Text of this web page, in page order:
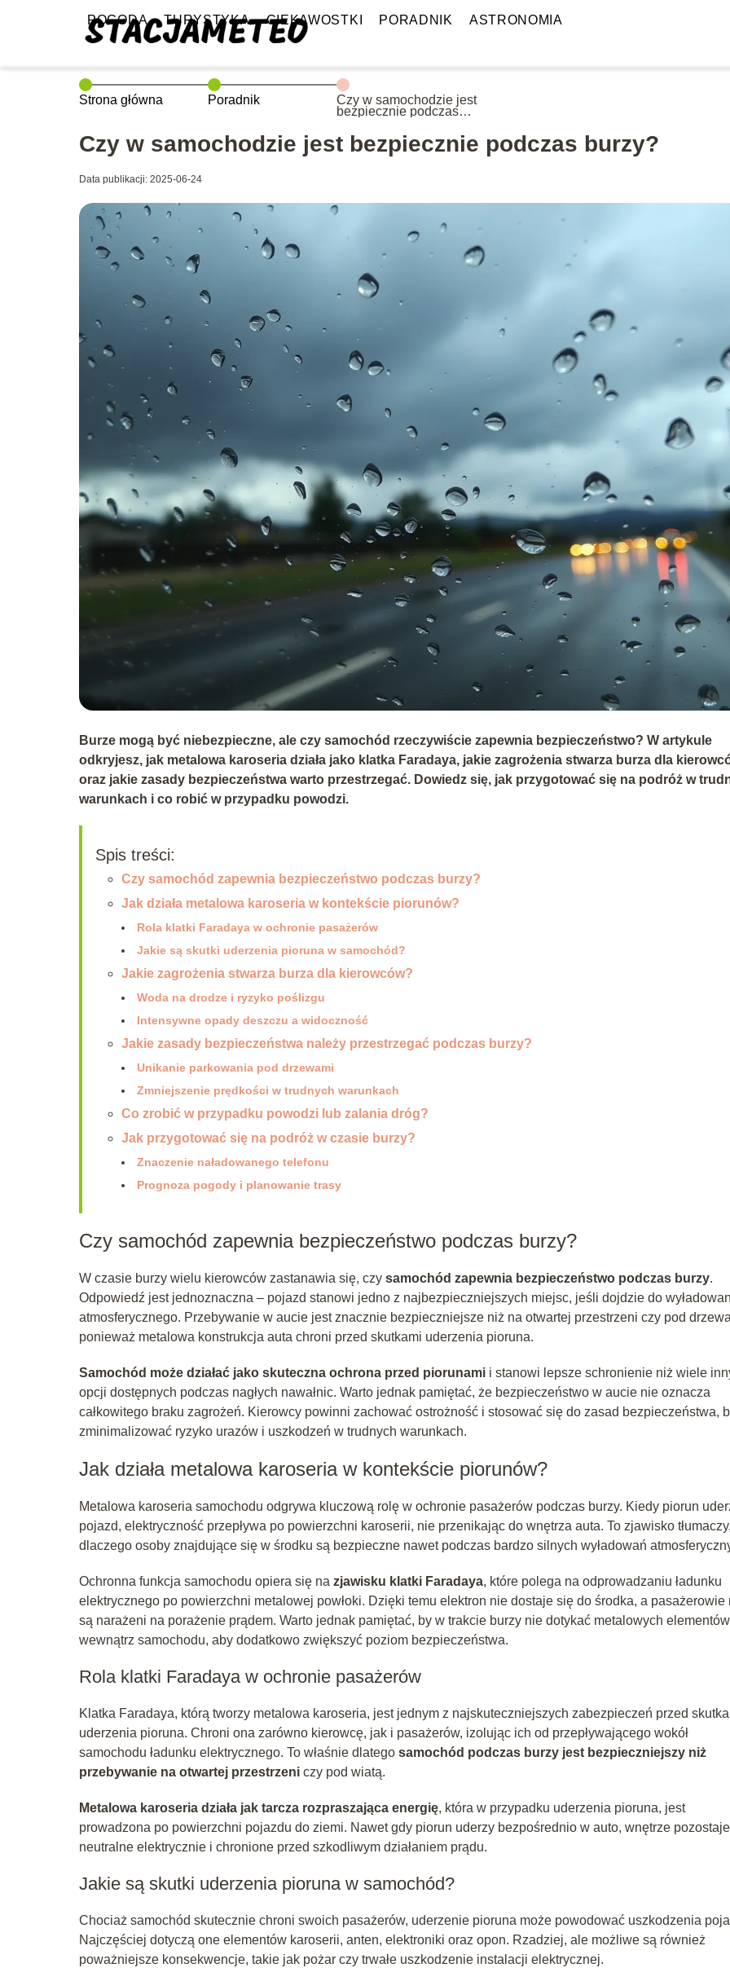
POGODA TURYSTYKA CIEKAWOSTKI PORADNIK ASTRONOMIA
Strona główna Poradnik
Czy w samochodzie jest
bezpiecznie podczas
Czy w samochodzie jest bezpiecznie podczas burzy?
Data publikacji: 2025-06-24
Burze mogą być niebezpieczne, ale czy samochód rzeczywiście zapewnia bezpieczeństwo? W artykule
odkryjesz, jak metalowa karoseria działa jako klatka Faradaya, jakie zagrożenia stwarza burza dla
oraz jakie zasady bezpieczeństwa warto przestrzegać. Dowiedz się, jak przygotować się na podróż w
warunkach i co robić w przypadku powodzi.
Spis treści:
Czy samochód zapewnia bezpieczeństwo podczas burzy?
Jak działa metalowa karoseria w kontekście piorunów?
Rola klatki Faradaya w ochronie pasażerów
Jakie są skutki uderzenia pioruna w samochód?
Jakie zagrożenia stwarza burza dla kierowców?
Woda na drodze i ryzyko poślizgu
Intensywne opady deszczu a widoczność
Jakie zasady bezpieczeństwa należy przestrzegać podczas burzy?
Unikanie parkowania pod drzewami
Zmniejszenie prędkości w trudnych warunkach
Co zrobić w przypadku powodzi lub zalania dróg?
Jak przygotować się na podróż w czasie burzy?
Znaczenie naładowanego telefonu
Prognoza pogody i planowanie trasy
Czy samochód zapewnia bezpieczeństwo podczas burzy?
W czasie burzy wielu kierowców zastanawia się, czy samochód zapewnia bezpieczeństwo podczas burzy.
Odpowiedź jest jednoznaczna – pojazd stanowi jedno z najbezpieczniejszych miejsc, jeśli dojdzie do
atmosferycznego. Przebywanie w aucie jest znacznie bezpieczniejsze niż na otwartej przestrzeni czy pod
ponieważ metalowa konstrukcja auta chroni przed skutkami uderzenia pioruna.
Samochód może działać jako skuteczna ochrona przed piorunami i stanowi lepsze schronienie niż wiele
opcji dostępnych podczas nagłych nawałnic. Warto jednak pamiętać, że bezpieczeństwo w aucie nie oznacza
całkowitego braku zagrożeń. Kierowcy powinni zachować ostrożność i stosować się do zasad bezpieczeństwa,
zminimalizować ryzyko urazów i uszkodzeń w trudnych warunkach.
Jak działa metalowa karoseria w kontekście piorunów?
Metalowa karoseria samochodu odgrywa kluczową rolę w ochronie pasażerów podczas burzy. Kiedy piorun
pojazd, elektryczność przepływa po powierzchni karoserii, nie przenikając do wnętrza auta. To zjawisko tłumaczy,
dlaczego osoby znajdujące się w środku są bezpieczne nawet podczas bardzo silnych wyładowań
Ochronna funkcja samochodu opiera się na zjawisku klatki Faradaya, które polega na odprowadzaniu ładunku
elektrycznego po powierzchni metalowej powłoki. Dzięki temu elektron nie dostaje się do środka, a pasażerowie
są narażeni na porażenie prądem. Warto jednak pamiętać, by w trakcie burzy nie dotykać metalowych elementów
wewnątrz samochodu, aby dodatkowo zwiększyć poziom bezpieczeństwa.
Rola klatki Faradaya w ochronie pasażerów
Klatka Faradaya, którą tworzy metalowa karoseria, jest jednym z najskuteczniejszych zabezpieczeń przed
uderzenia pioruna. Chroni ona zarówno kierowcę, jak i pasażerów, izolując ich od przepływającego wokół
samochodu ładunku elektrycznego. To właśnie dlatego samochód podczas burzy jest bezpieczniejszy niż
przebywanie na otwartej przestrzeni czy pod wiatą.
Metalowa karoseria działa jak tarcza rozpraszająca energię, która w przypadku uderzenia pioruna, jest
prowadzona po powierzchni pojazdu do ziemi. Nawet gdy piorun uderzy bezpośrednio w auto, wnętrze pozostaje
neutralne elektrycznie i chronione przed szkodliwym działaniem prądu.
Jakie są skutki uderzenia pioruna w samochód?
Chociaż samochód skutecznie chroni swoich pasażerów, uderzenie pioruna może powodować uszkodzenia
Najczęściej dotyczą one elementów karoserii, anten, elektroniki oraz opon. Rzadziej, ale możliwe są również
poważniejsze konsekwencje, takie jak pożar czy trwałe uszkodzenie instalacji elektrycznej.